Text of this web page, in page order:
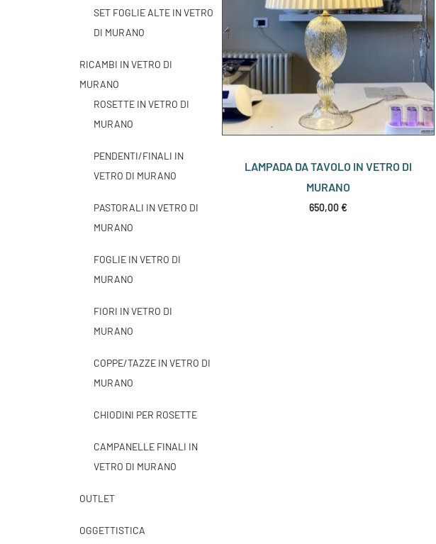
SET FOGLIE ALTE IN VETRO
DI MURANO
RICAMBI IN VETRO DI
MURANO
ROSETTE IN VETRO DI
MURANO
PENDENTI/FINALI IN
VETRO DI MURANO
PASTORALI IN VETRO DI
MURANO
FOGLIE IN VETRO DI
MURANO
FIORI IN VETRO DI
MURANO
COPPE/TAZZE IN VETRO DI
MURANO
CHIODINI PER ROSETTE
CAMPANELLE FINALI IN
VETRO DI MURANO
OUTLET
OGGETTISTICA
LAMPADA DA TAVOLO IN VETRO DI
MURANO
650,00€